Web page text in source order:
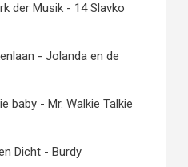
der Musik - 14 Slavko
- Jolanda en de
baby - Mr. Walkie Talkie
Dicht - Burdy